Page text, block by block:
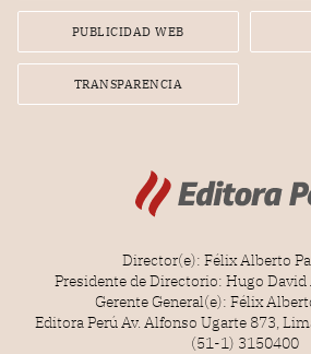
PUBLICIDAD WEB
TRANSPARENCIA
Director(e): Félix Alberto
Presidente de Directorio: Hugo David
Gerente General(e): Félix
Editora Perú Av. Alfonso Ugarte 873,
(51-1) 3150400